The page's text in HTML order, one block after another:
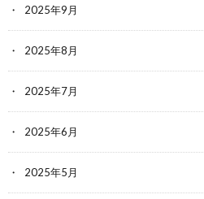
2025年9月
2025年8月
2025年7月
2025年6月
2025年5月